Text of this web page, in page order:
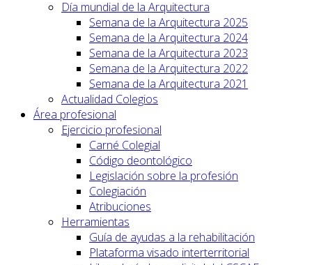
Día mundial de la Arquitectura
Semana de la Arquitectura 2025
Semana de la Arquitectura 2024
Semana de la Arquitectura 2023
Semana de la Arquitectura 2022
Semana de la Arquitectura 2021
Actualidad Colegios
Área profesional
Ejercicio profesional
Carné Colegial
Código deontológico
Legislación sobre la profesión
Colegiación
Atribuciones
Herramientas
Guía de ayudas a la rehabilitación
Plataforma visado interterritorial